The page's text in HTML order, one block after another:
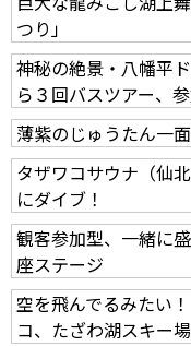
つり」
神秘の絶景・八幡平
ら３回バスツアー、
薄紫のじゅうたん一
タザワコサウナ（仙
にダイブ！
観客参加型、一緒に
座ステージ
空を飛んでるみたい
コ、たざわ湖スキー場